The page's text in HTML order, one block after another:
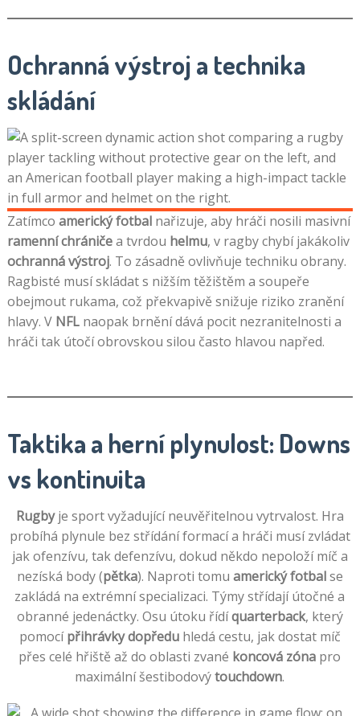
Ochranná výstroj a technika
skládání
Zatímco americký fotbalnařizuje, aby hráči nosili masivní
ramenní chráničea tvrdou helmu, v ragby chybí jakákoliv
ochranná výstroj. To zásadně ovlivňuje techniku obrany.
Ragbisté musí skládat s nižším těžištěm a soupeře
obejmout rukama, což překvapivě snižuje riziko zranění
hlavy. V NFLnaopak brnění dává pocit nezranitelnosti a
hráči tak útočí obrovskou silou často hlavou napřed.
Taktika a herní plynulost: Downs
vs kontinuita
Rugbyje sport vyžadující neuvěřitelnou vytrvalost. Hra
probíhá plynule bez střídání formací a hráči musí zvládat
jak ofenzívu, tak defenzívu, dokud někdo nepoloží míč a
nezíská body (pětka). Naproti tomu americký fotbalse
zakládá na extrémní specializaci. Týmy střídají útočné a
obranné jedenáctky. Osu útoku řídíquarterback, který
pomocípřihrávky dopředuhledá cestu, jak dostat míč
přes celé hřiště až do oblasti zvané koncová zóna pro
maximální šestibodovýtouchdown.